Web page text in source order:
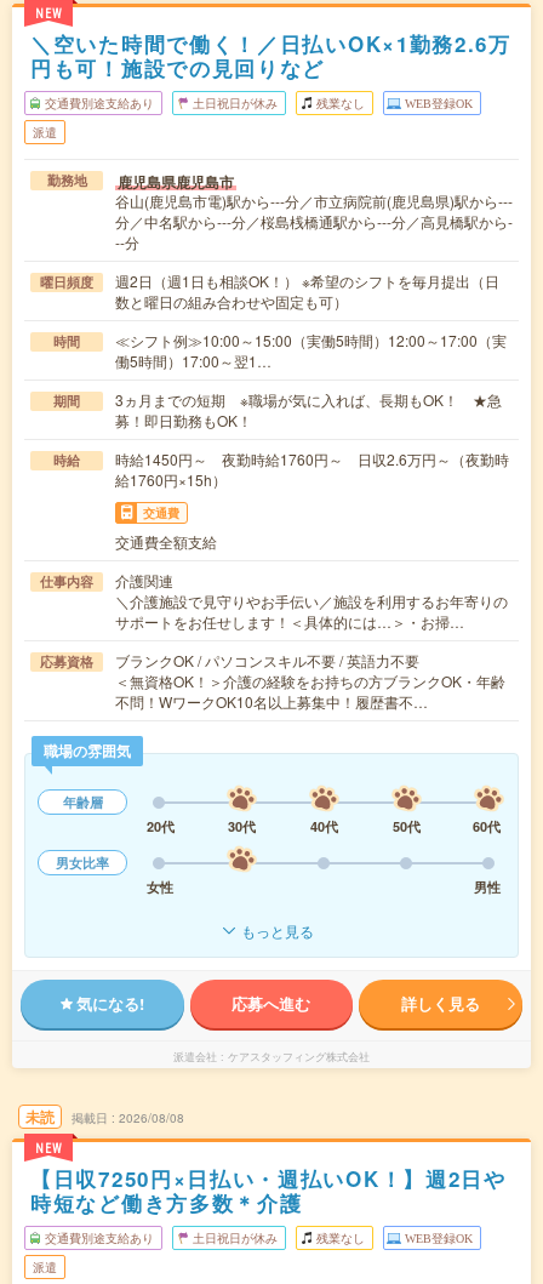
NEW
＼空いた時間で働く！／日払いOK×1勤務2.6万
円も可！施設での見回りなど
交通費別途支給あり 土日祝日が休み 残業なし WEB登録OK
派遣
勤務地 鹿児島県鹿児島市
谷山(鹿児島市電)駅から---分／市立病院前(鹿児島県)駅から---
分／中名駅から---分／桜島桟橋通駅から---分／高見橋駅から-
--分
曜日頻度
週2日（週1日も相談OK！） ※希望のシフトを毎月提出（日
数と曜日の組み合わせや固定も可）
時間
≪シフト例≫10:00～15:00（実働5時間）12:00～17:00（実
働5時間）17:00～翌1…
期間
3ヵ月までの短期 ※職場が気に入れば、長期もOK！ ★急
募！即日勤務もOK！
時給
時給1450円～ 夜勤時給1760円～ 日収2.6万円～（夜勤時
給1760円×15h）
交通費
交通費全額支給
仕事内容
介護関連
＼介護施設で見守りやお手伝い／施設を利用するお年寄りの
サポートをお任せします！＜具体的には…＞・お掃…
応募資格
ブランクOK / パソコンスキル不要 / 英語力不要
＜無資格OK！＞介護の経験をお持ちの方ブランクOK・年齢
不問！WワークOK10名以上募集中！履歴書不…
職場の雰囲気
年齢層
20代
30代 40代 50代
60代
男女比率
女性
男性
もっと見る
気になる! 応募へ進む 詳しく見る
派遣会社 ケアスタッフィング株式会社
未読
NEW
掲載日 2026/08/08
【日収7250円×日払い・週払いOK！】週2日や
時短など働き方多数＊介護
交通費別途支給あり 土日祝日が休み 残業なし WEB登録OK
派遣